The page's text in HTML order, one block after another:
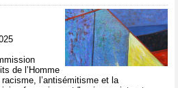
de l’Homme
l’antisémitisme et la